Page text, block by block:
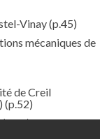
Vinay(p.45)
mécaniques de
de Creil
(p.52)
(p.52)